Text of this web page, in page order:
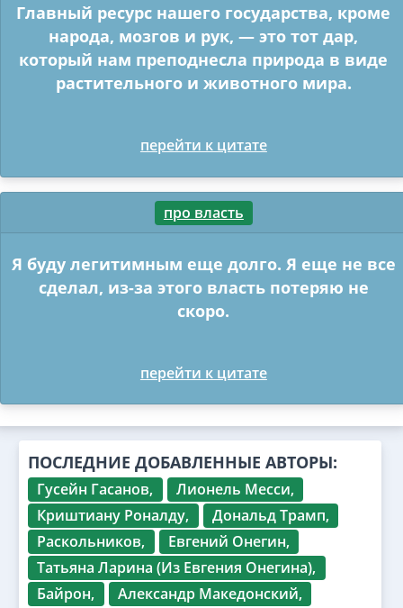
Главный ресурс нашего государства, кроме
народа, мозгов и рук, — это тот дар,
который нам преподнесла природа в виде
растительного и животного мира.
перейти к цитате
про власть
Я буду легитимным еще долго. Я еще не все
сделал, из-за этого власть потеряю не
скоро.
перейти к цитате
ПОСЛЕДНИЕ ДОБАВЛЕННЫЕ АВТОРЫ:
Гусейн Гасанов,
Лионель Месси,
Криштиану Роналду,
Дональд Трамп,
Раскольников,
Евгений Онегин,
Татьяна Ларина (Из Евгения Онегина),
Байрон,
Александр Македонский,